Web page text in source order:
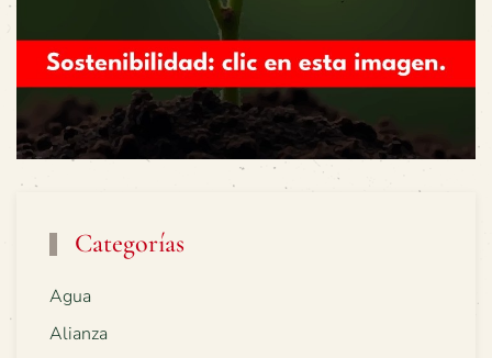
Categorías
Agua
Alianza